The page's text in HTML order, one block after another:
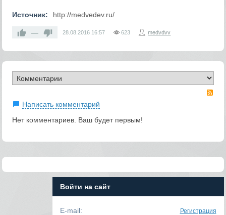
Источник: http://medvedev.ru/
— 28.08.2016 16:57 623 medvdvv
Написать комментарий
Нет комментариев. Ваш будет первым!
Войти на сайт
E-mail: Регистрация